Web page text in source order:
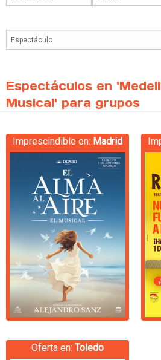
Espectáculos en
Musical' para grupos
Imprescindible en: Madrid
Oferta en: Toledo